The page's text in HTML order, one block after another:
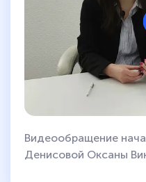
Видеообращение
Денисовой Оксаны